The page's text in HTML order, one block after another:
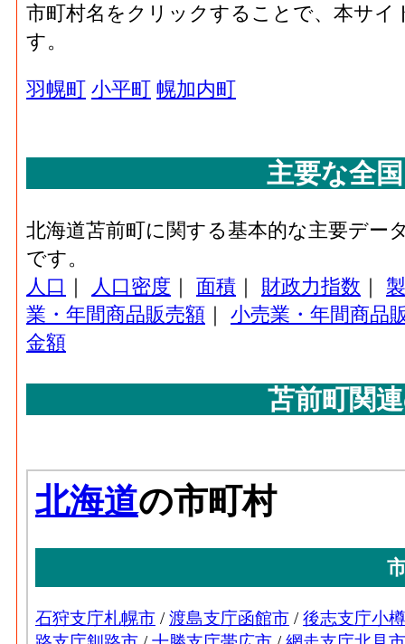
市町村名をクリックすることで、本サ
す。
羽幌町 小平町 幌加内町
主要な全
北海道苫前町に関する基本的な主要デ
です。
人口 ｜ 人口密度 ｜ 面積 ｜ 財政力指数 ｜
業・年間商品販売額 ｜ 小売業・年間商品
金額
苫前町関